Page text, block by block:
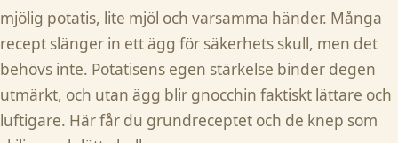
mjölig potatis, lite mjöl och varsamma händer. Många
recept slänger in ett ägg för säkerhets skull, men det
behövs inte. Potatisens egen stärkelse binder degen
utmärkt, och utan ägg blir gnocchin faktiskt lättare och
luftigare. Här får du grundreceptet och de knep som